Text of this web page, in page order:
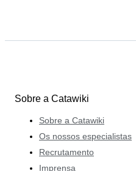
Sobre a Catawiki
Sobre a Catawiki
Os nossos especialistas
Recrutamento
Imprensa